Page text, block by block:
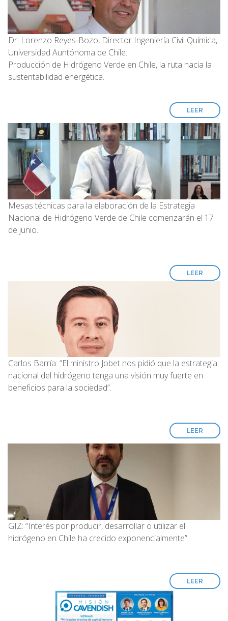
Dr. Lorenzo Reyes-Bozo, Director Ingeniería Civil Química,
Universidad Auntónoma de Chile:
Producción de Hidrógeno Verde en Chile, la ruta hacia la
sustentabilidad energética.
LEER
Mesas técnicas para la elaboración de la Estrategia
Nacional de Hidrógeno Verde de Chile comenzarán el 17
de junio.
LEER
Carlos Barría: “El ministro Jobet nos pidió que la estrategia
nacional del hidrógeno tenga una visión muy fuerte en
beneficios para la sociedad”.
LEER
GIZ: “Interés por producir, desarrollar o utilizar el
hidrógeno en Chile ha crecido exponencialmente”.
LEER